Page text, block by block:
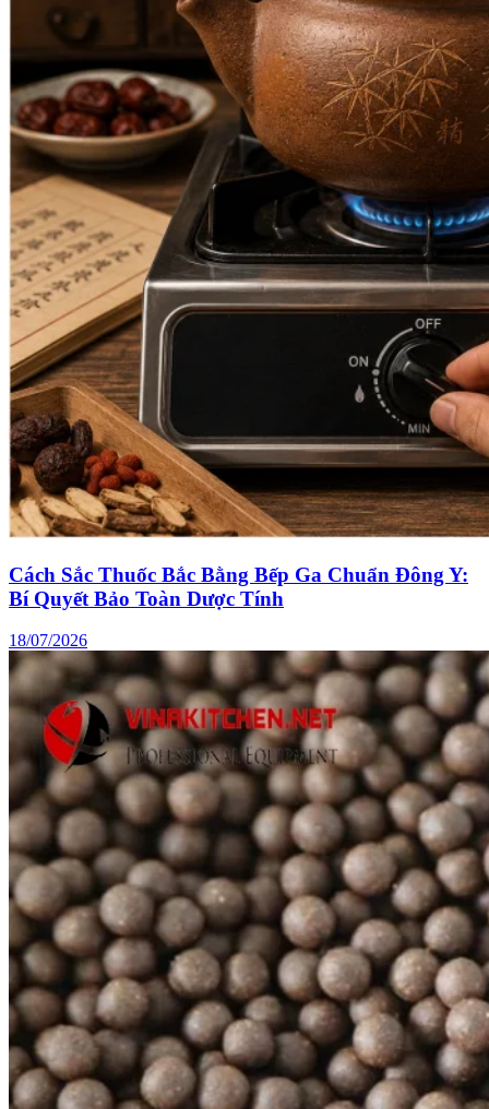
Cách Sắc Thuốc Bắc Bằng Bếp Ga Chuẩn Đông Y:
Bí Quyết Bảo Toàn Dược Tính
18/07/2026